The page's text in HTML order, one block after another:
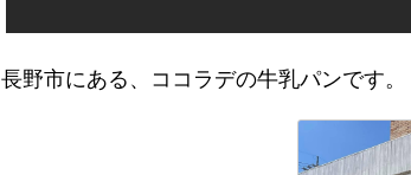
長野市にある、ココラデの牛乳パンです。